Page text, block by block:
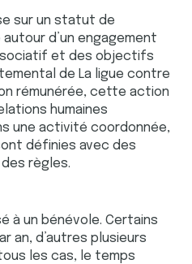
sur un statut de
d’un engagement
et des objectifs
de La ligue contre
rémunérée, cette action
humaines
une activité coordonnée,
définies avec des
règles.
à un bénévole. Certains
an, d’autres plusieurs
les cas, le temps